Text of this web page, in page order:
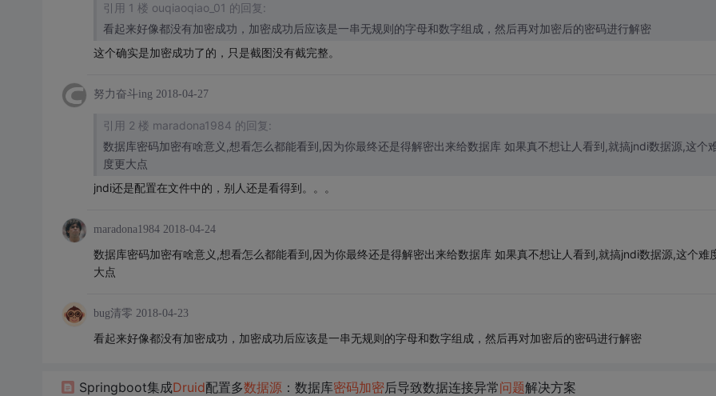
引用 1 楼 ouqiaoqiao_01 的回复:
看起来好像都没有加密成功，加密成功后应该是一串无规则的字母和数字组成，然后再对加密后的密码进行解密
这个确实是加密成功了的，只是截图没有截完整。
努力奋斗ing 2018-04-27
引用 2 楼 maradona1984 的回复:
数据库密码加密有啥意义,想看怎么都能看到,因为你最终还是得解密出来给数据库 如果真不想让人看到,就搞jndi数据源,这个
度更大点
jndi还是配置在文件中的，别人还是看得到。。。
maradona1984 2018-04-24
数据库密码加密有啥意义,想看怎么都能看到,因为你最终还是得解密出来给数据库 如果真不想让人看到,就搞jndi数据源,这个难
大点
bug清零 2018-04-23
看起来好像都没有加密成功，加密成功后应该是一串无规则的字母和数字组成，然后再对加密后的密码进行解密
Springboot集成Druid配置多数据源 ：数据库密码加密后导致数据连接异常问题解决方案